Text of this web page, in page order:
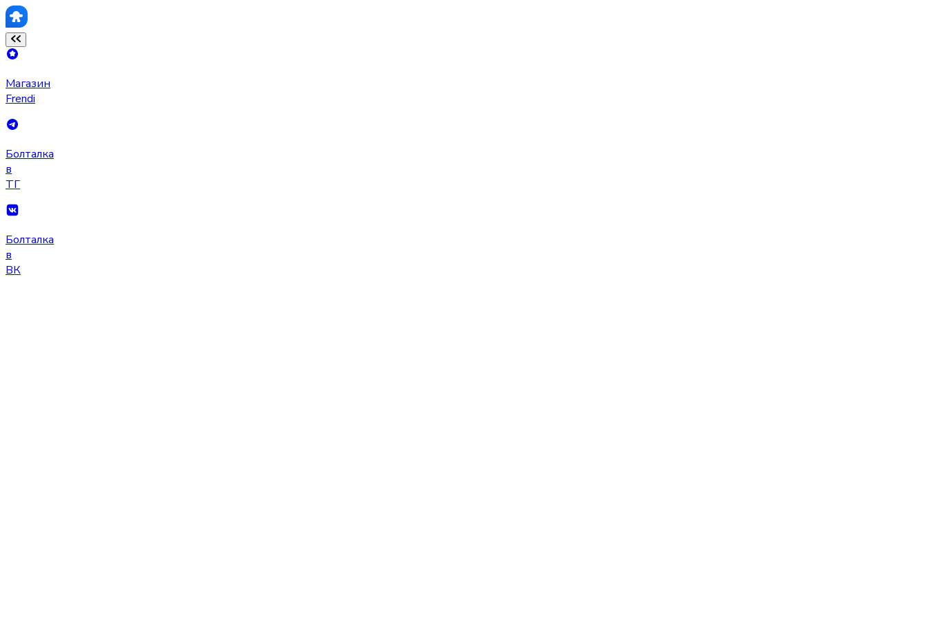
Магазин
Frendi
Болталка
в
ТГ
Болталка
в
ВК